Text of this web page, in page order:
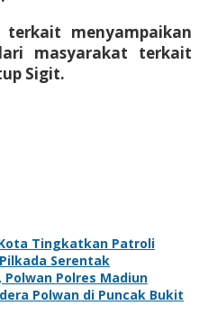
menyampaikan
masyarakat terkait
Sigit.
Tingkatkan Patroli
Serentak
Polwan Polres Madiun
Polwan di Puncak Bukit